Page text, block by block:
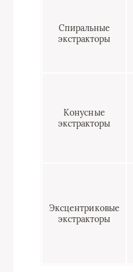
Спиральные
экстракторы
Конусные
экстракторы
Эксцентриковые
экстракторы